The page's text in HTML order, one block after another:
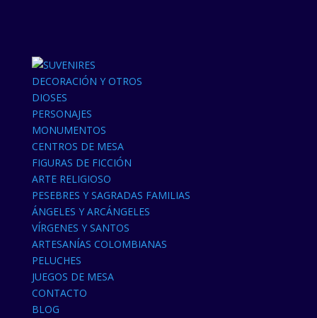
DECORACIÓN Y OTROS
DIOSES
PERSONAJES
MONUMENTOS
CENTROS DE MESA
FIGURAS DE FICCIÓN
ARTE RELIGIOSO
PESEBRES Y SAGRADAS FAMILIAS
ÁNGELES Y ARCÁNGELES
VÍRGENES Y SANTOS
ARTESANÍAS COLOMBIANAS
PELUCHES
JUEGOS DE MESA
CONTACTO
BLOG